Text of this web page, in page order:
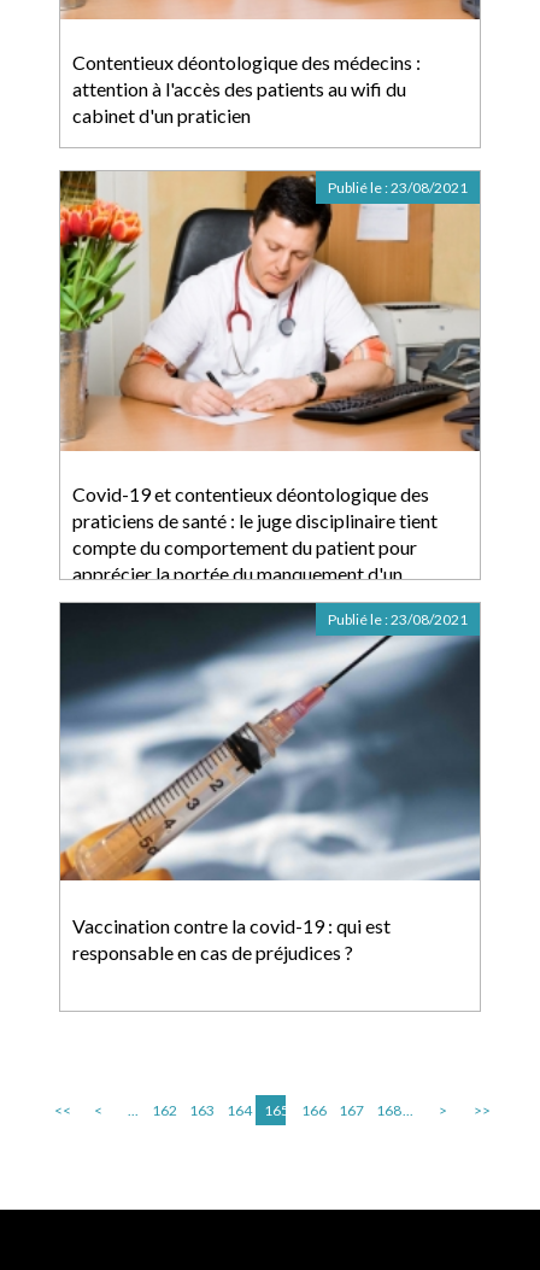
Contentieux déontologique des médecins :
attention à l'accès des patients au wifi du
cabinet d'un praticien
Covid-19 et contentieux déontologique des
praticiens de santé : le juge disciplinaire tient
compte du comportement du patient pour
apprécier la portée du manquement d'un
médecin
Publié le :23/08/2021
Vaccination contre la covid-19 : qui est
responsable en cas de préjudices ?
Publié le :23/08/2021
<< < ... 162 163 164 165 166 167 168... > >>